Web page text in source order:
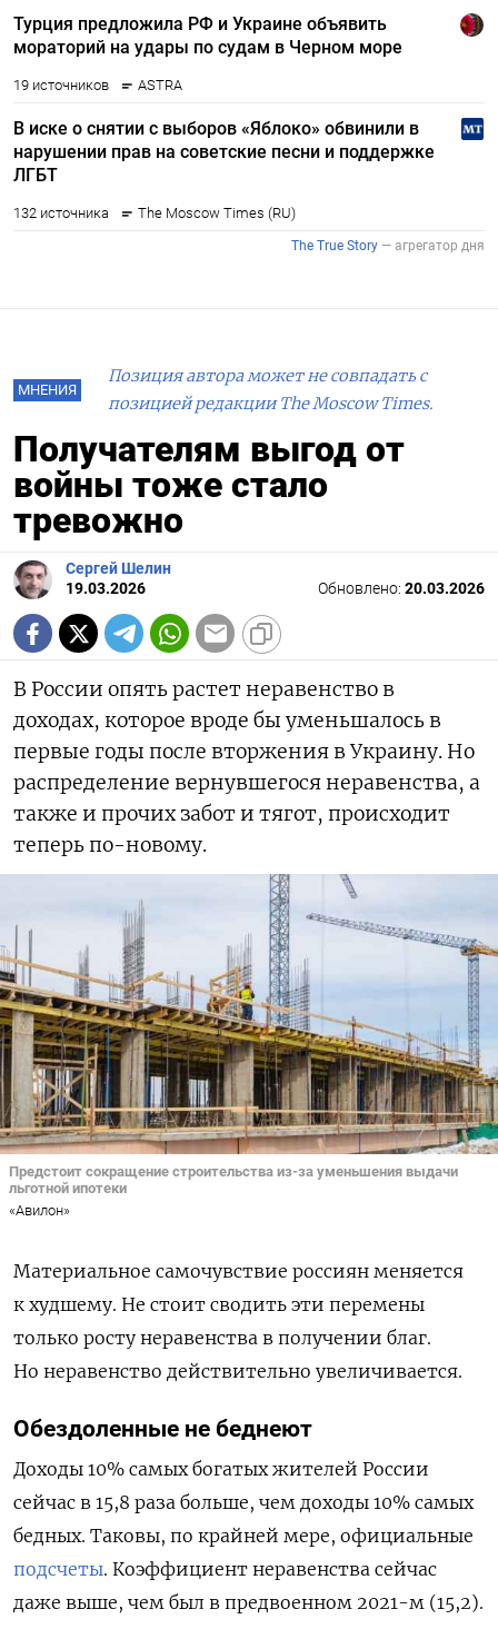
МНЕНИЯ
Позиция автора может не совпадать с
позицией редакции The Moscow Times.
Получателям выгод от
войны тоже стало
тревожно
Сергей Шелин
19.03.2026
Обновлено: 20.03.2026
В России опять растет неравенство в
доходах, которое вроде бы уменьшалось в
первые годы после вторжения в Украину. Но
распределение вернувшегося неравенства, а
также и прочих забот и тягот, происходит
теперь по-новому.
Предстоит сокращение строительства из-за уменьшения выдачи
льготной ипотеки
«Авилон»
Материальное самочувствие россиян меняется
к худшему. Не стоит сводить эти перемены
только росту неравенства в получении благ.
Но неравенство действительно увеличивается.
Обездоленные не беднеют
Доходы 10% самых богатых жителей России
сейчас в 15,8 раза больше, чем доходы 10% самых
бедных. Таковы, по крайней мере, официальные
подсчеты. Коэффициент неравенства сейчас
даже выше, чем был в предвоенном 2021-м (15,2).